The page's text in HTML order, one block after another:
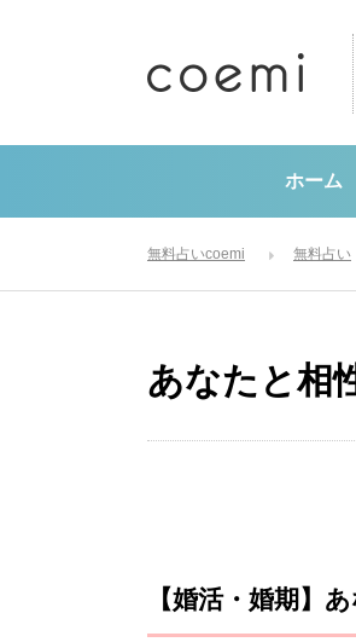
ホーム
無料占いcoemi 無料占い
あなたと相
【婚活・婚期】